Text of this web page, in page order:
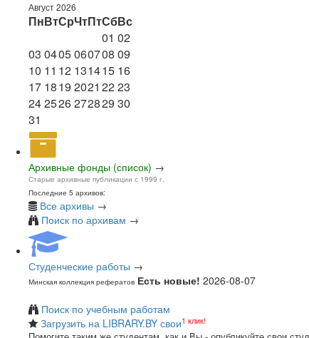
Август 2026
ПнВтСрЧтПтСбВс
01 02
03 0405060708 09
10 11 12 131415 16
17 1819 2021 2223
242526272829 30
31
Архивные фонды (список) →
Старые архивные публикации с 1999 г.
Последние 5 архивов:
Все архивы →
Поиск по архивам →
Студенческие работы →
Минская коллекция рефератов Есть новые! 2026-08-07
Поиск по учебным работам
Загрузить на LIBRARY.BY свои1 клик!